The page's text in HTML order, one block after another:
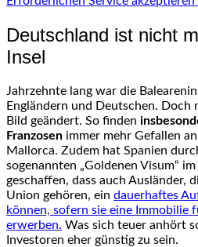
Deutschland ist nicht
Insel
Jahrzehnte lang war die
Engländern und Deutschen.
Bild geändert. So finden
Franzosen immer mehr Gefallen
Mallorca. Zudem hat Spanien
sogenannten „Goldenen Visum“
geschaffen, dass auch Ausländer,
Union gehören, ein dauerhaftes
können, sofern sie eine Immobilie
erwerben. Was sich teuer anhört
Investoren eher günstig zu sein.